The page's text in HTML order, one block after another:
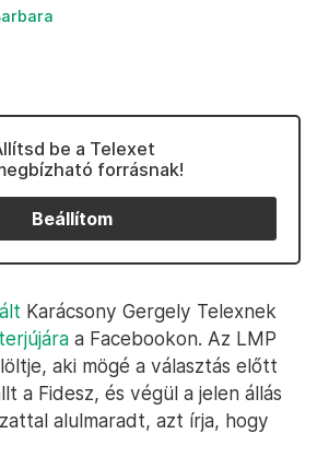
be a Telexet
forrásnak!
Beállítom
Karácsony Gergely Telexnek
a Facebookon. Az LMP
aki mögé a választás előtt
a Fidesz, és végül a jelen állás
alulmaradt, azt írja, hogy